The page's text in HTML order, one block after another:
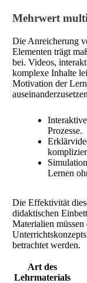
Mehrwert
Die Anreicherung
Elementen trägt
bei. Videos,
komplexe Inhalte
Motivation der
Prozesse.
Lernen
Die Effektivität
didaktischen
Materialien müssen
betrachtet werden.
Art des
Lehrmaterials